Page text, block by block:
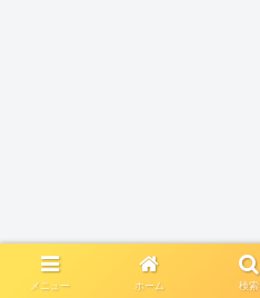
メニュー ホーム 検索